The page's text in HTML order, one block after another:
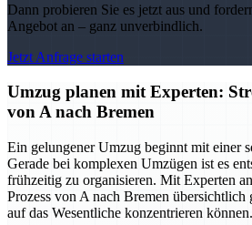
Dann probieren Sie es jetzt aus und
Angebot an – ganz unverbindlich.
Jetzt Anfrage starten
Umzug planen mit Experten:
von A nach Bremen
Ein gelungener Umzug beginnt mit einer
Gerade bei komplexen Umzügen ist es
frühzeitig zu organisieren. Mit Experten
Prozess von A nach Bremen übersichtlich
auf das Wesentliche konzentrieren können.